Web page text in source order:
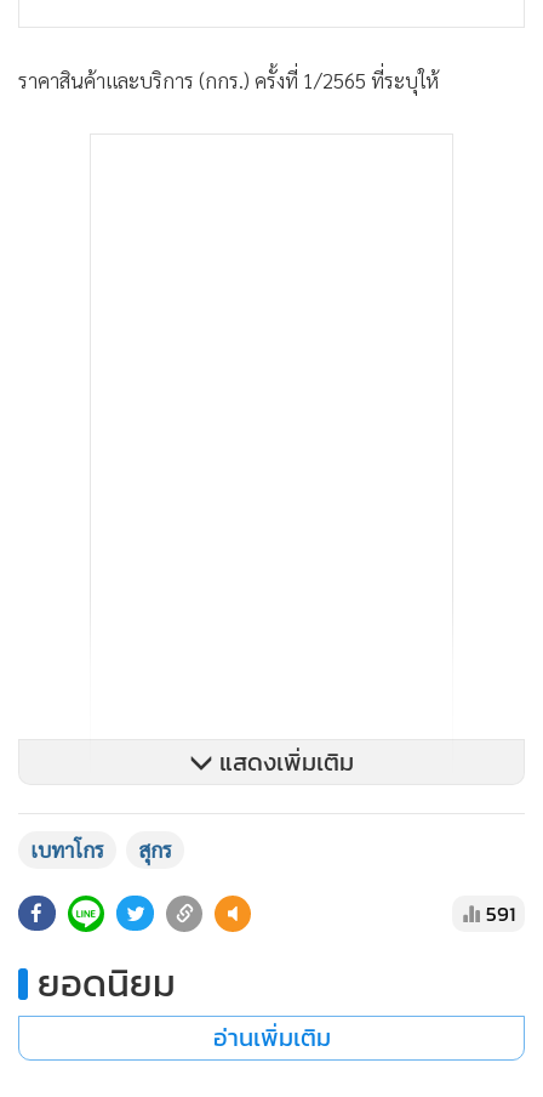
ราคาสินค้าและบริการ (กกร.) ครั้งที่ 1/2565 ที่ระบุให้
“ผู้เลี้ยงที่มีปริมาณการเลี้ยงเกิน 500 ตัว ผู้ค้าส่งที่มีปริมาณ
ให้ดำเนินการแจ้งสต๊อกให้กรมการค้าภายในรับทราบ รวมทั้งแจ้ง
ราคาในทุก 7 วัน โดยเริ่มวันที่ 10 มกราคม 2565 เป็นต้นไป”
แสดงเพิ่มเติม
เบทาโกร สุกร
591
ยอดนิยม
อ่านเพิ่มเติม